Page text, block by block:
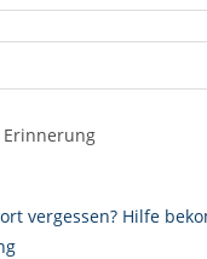
vergessen? Hilfe